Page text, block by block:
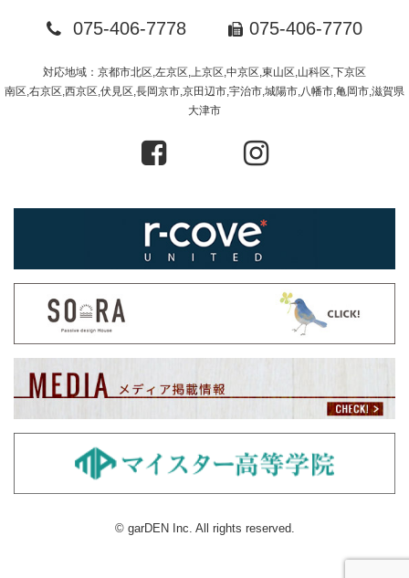
075-406-7778 075-406-7770
対応地域：京都市北区,左京区,上京区,中京区,東山区,山科区,下京区
南区,右京区,西京区,伏見区,長岡京市,京田辺市,宇治市,城陽市,八幡市,亀岡市,滋賀県
大津市
© garDEN Inc. All rights reserved.